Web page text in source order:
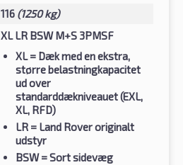
116 (1250 kg)
XL LR BSW M+S 3PMSF
XL= Dæk med en ekstra,
større belastningkapacitet
ud over
standarddækniveauet (EXL,
XL, RFD)
LR = Land Rover originalt
udstyr
BSW= Sort sidevæg